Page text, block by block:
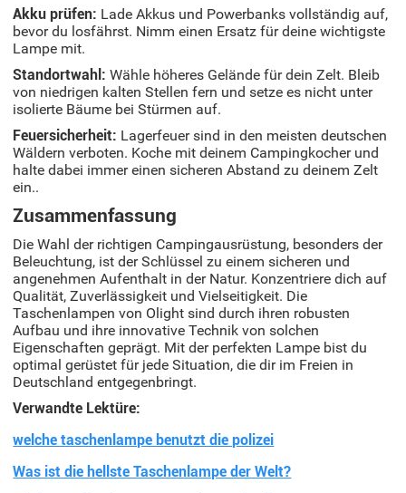
Akku prüfen: Lade Akkus und Powerbanks vollständig auf,
bevor du losfährst. Nimm einen Ersatz für deine wichtigste
Lampe mit.
Standortwahl:Wähle höheres Gelände für dein Zelt. Bleib
von niedrigen kalten Stellen fern und setze es nicht unter
isolierte Bäume bei Stürmen auf.
Feuersicherheit: Lagerfeuer sind in den meisten deutschen
Wäldern verboten. Koche mit deinem Campingkocher und
halte dabei immer einen sicheren Abstand zu deinem Zelt
ein..
Zusammenfassung
Die Wahl der richtigen Campingausrüstung, besonders der
Beleuchtung, ist der Schlüssel zu einem sicheren und
angenehmen Aufenthalt in der Natur. Konzentriere dich auf
Qualität, Zuverlässigkeit und Vielseitigkeit. Die
Taschenlampen von Olight sind durch ihren robusten
Aufbau und ihre innovative Technik von solchen
Eigenschaften geprägt. Mit der perfekten Lampe bist du
optimal gerüstet für jede Situation, die dir im Freien in
Deutschland entgegenbringt.
Verwandte Lektüre:
welche taschenlampe benutzt die polizei
Was ist die hellste Taschenlampe der Welt?